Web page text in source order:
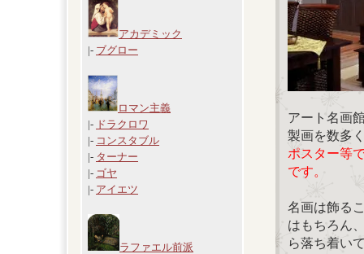
アカデミック
|- ブグロー
ロマン主義
|- ドラクロワ
|- コンスタブル
|- ターナー
|- ゴヤ
|- アイエツ
ラファエル前派
アート名画
製画を数多
ポスター等
です。
名画は飾る
はもちろん
ら落ち着い